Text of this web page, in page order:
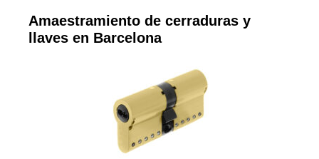
Amaestramiento de cerraduras y
llaves en Barcelona